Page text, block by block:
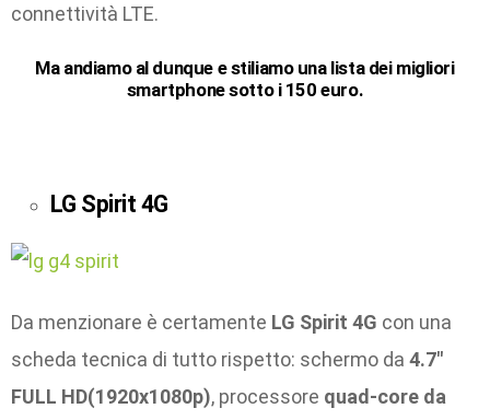
connettività LTE.
Ma andiamo al dunque e stiliamo una lista dei migliori
smartphone sotto i 150 euro.
LG Spirit 4G
Da menzionare è certamente LG Spirit 4G con una
scheda tecnica di tutto rispetto: schermo da 4.7″
FULL HD(1920x1080p), processore quad-core da